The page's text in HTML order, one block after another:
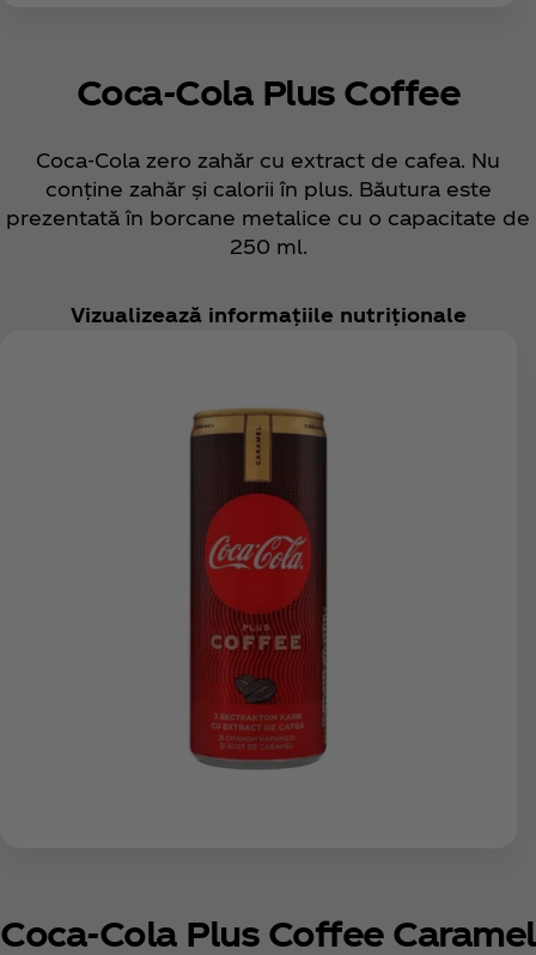
Coca‑Cola Plus Coffeе
Coca‑Cola zero zahăr cu extract de cafea. Nu
conține zahăr și calorii în plus. Băutura este
prezentată în borcane metalice cu o capacitate de
250 ml.
Vizualizează informațiile nutriționale
Coca‑Cola Plus Coffee Caramel